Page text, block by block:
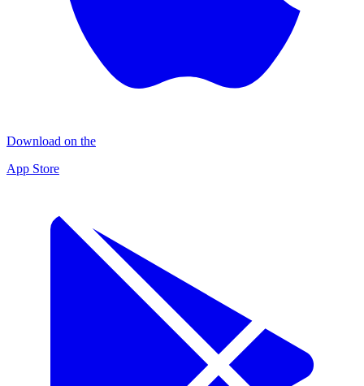
Download on the
App Store